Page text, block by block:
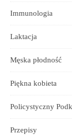
Immunologia
Laktacja
Męska płodność
Piękna kobieta
Policystyczny
Przepisy